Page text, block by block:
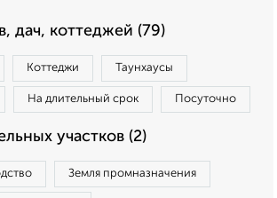
дач, коттеджей (79)
Коттеджи Таунхаусы
На длительный срок Посуточно
участков (2)
Земля промназначения